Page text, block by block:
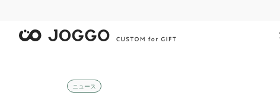
ニュース